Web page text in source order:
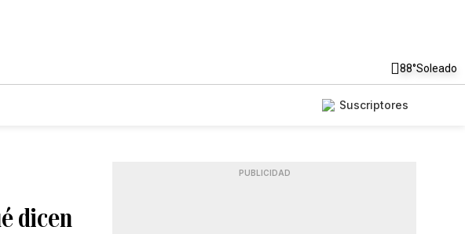
88°Soleado
Suscriptores
dicen
PUBLICIDAD